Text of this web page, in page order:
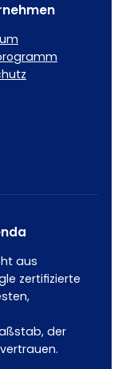
aus
zertifizierte
der